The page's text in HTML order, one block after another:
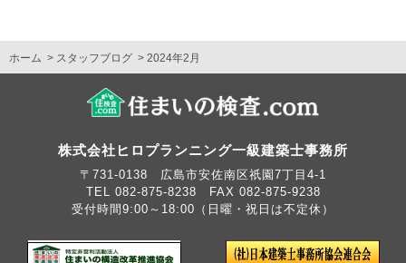
ホーム スタッフブログ 2024年2月
株式会社ヒロプランニング一級建築士事務所
〒731-0138 広島市安佐南区祇園7丁目4-1
TEL 082-875-8238 FAX 082-875-9238
受付時間9:00～18:00（日曜・祝日は不定休）